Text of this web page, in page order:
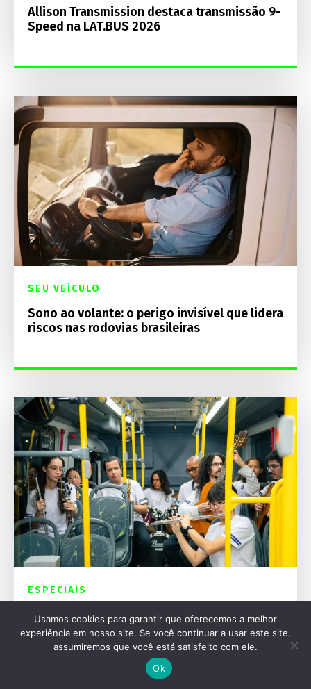
Allison Transmission destaca transmissão 9-
Speed na LAT.BUS 2026
SEU VEÍCULO
Sono ao volante: o perigo invisível que lidera
riscos nas rodovias brasileiras
ESPECIAIS
Mercedes-Benz celebra 70 anos de história
no transporte de passageiros
Usamos cookies para garantir que oferecemos a melhor
experiência em nosso site. Se você continuar a usar este site,
assumiremos que você está satisfeito com ele.
Ok